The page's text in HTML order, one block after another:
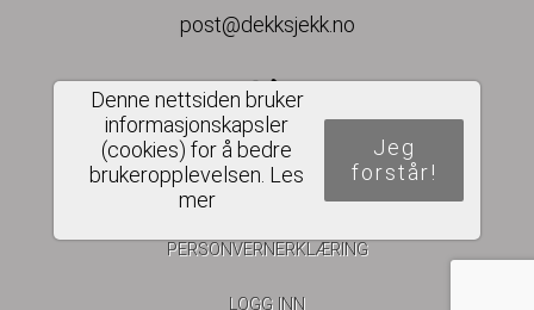
post@dekksjekk.no
Del nettside
Denne nettsiden bruker
informasjonskapsler
(cookies) for å bedre
brukeropplevelsen. Les
mer
Jeg
forstår!
PERSONVERNERKLÆRING
LOGG INN